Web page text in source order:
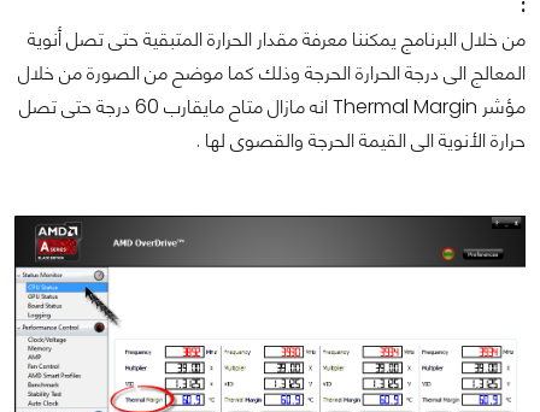
من خلال البرنامج يمكننا معرفة مقدار الحرارة المتبقية حتى تصل أنوية
المعالج الى درجة الحرارة الحرجة وذلك كما موضح من الصورة من خلال
مؤشر Thermal Margin انه مازال متاح مايقارب 60 درجة حتى تصل
حرارة الأنوية الى القيمة الحرجة والقصوى لها .